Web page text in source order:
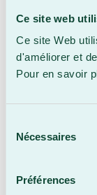
Ce site web
Ce site Web
d'améliorer et
Pour en savoir
Nécessaires
Préférences